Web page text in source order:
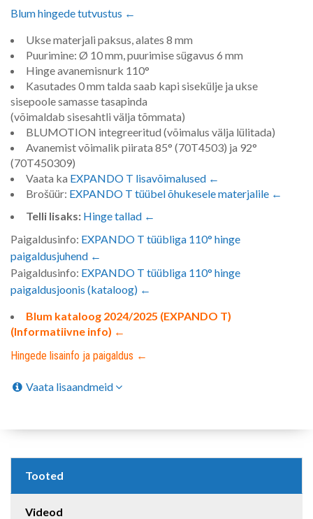
Blum hingede tutvustus ←
Ukse materjali paksus, alates 8 mm
Puurimine: Ø 10 mm, puurimise sügavus 6 mm
Hinge avanemisnurk 110°
Kasutades 0 mm talda saab kapi sisekülje ja ukse
sisepoole samasse tasapinda
(võimaldab sisesahtli välja tõmmata)
BLUMOTION integreeritud (võimalus välja lülitada)
Avanemist võimalik piirata 85° (70T4503) ja 92°
(70T450309)
Vaata ka EXPANDO T lisavõimalused ←
Brošüür: EXPANDO T tüübel õhukesele materjalile ←
Telli lisaks: Hinge tallad ←
Paigaldusinfo: EXPANDO T tüübliga 110° hinge
paigaldusjuhend ←
Paigaldusinfo: EXPANDO T tüübliga 110° hinge
paigaldusjoonis (kataloog) ←
Blum kataloog 2024/2025 (EXPANDO T)
(Informatiivne info) ←
Hingede lisainfo ja paigaldus ←
Vaata lisaandmeid
Tooted
Videod